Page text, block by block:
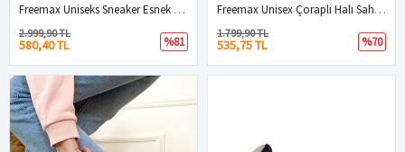
Freemax Uniseks Sneaker Esnek Yumuşak Spor Ayakkabı Samba.530 Siyah Beyaz
580,40 TL
2.999,90 TL
%81
Freemax Unisex Çoraplı Halı Saha Futbol Ayakkabısı Freemax.1452 Haki Siyah
535,75 TL
1.799,90 TL
%70